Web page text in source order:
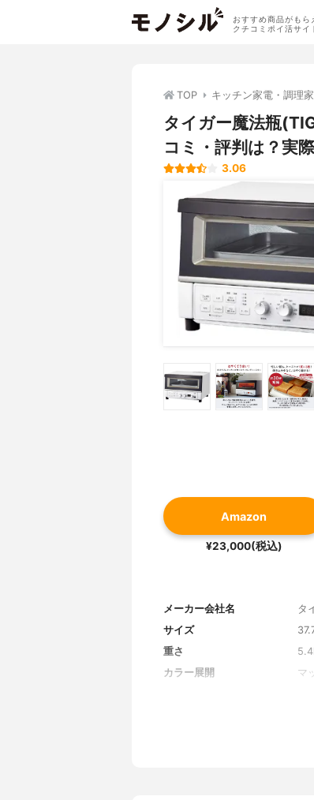
おすすめ商品がもら
クチコミポイ活サイ
TOP キッチン家電・調理
タイガー魔法瓶
コミ・評判は？実
3.06
Amazon
¥23,000(税込)
メーカー会社名
タ
サイズ
重さ
カラー展開
マ